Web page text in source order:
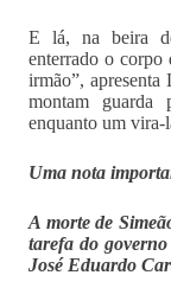
E lá, na beira
enterrado o corpo
irmão”,
montam guarda
enquanto um vira-
Uma nota
A morte de
tarefa do
José Eduardo